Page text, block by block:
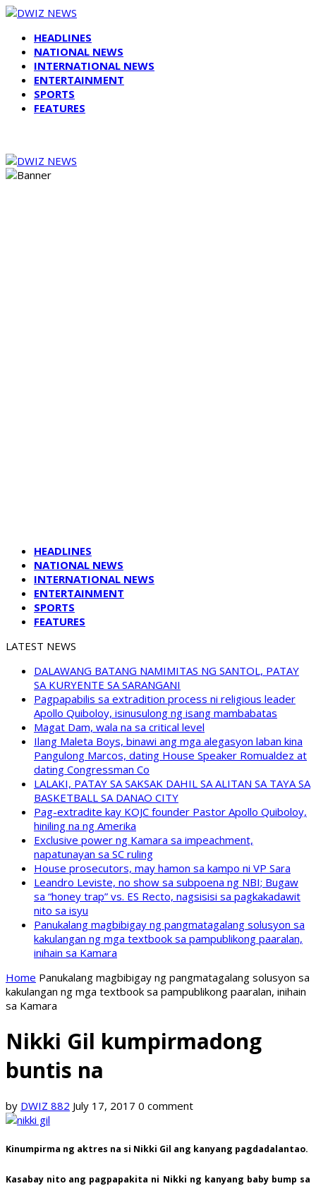
HEADLINES
NATIONAL NEWS
INTERNATIONAL NEWS
ENTERTAINMENT
SPORTS
FEATURES
HEADLINES
NATIONAL NEWS
INTERNATIONAL NEWS
ENTERTAINMENT
SPORTS
FEATURES
LATEST NEWS
DALAWANG BATANG NAMIMITAS NG SANTOL, PATAY
SA KURYENTE SA SARANGANI
Pagpapabilis sa extradition process ni religious leader
Apollo Quiboloy, isinusulong ng isang mambabatas
Magat Dam, wala na sa critical level
Ilang Maleta Boys, binawi ang mga alegasyon laban kina
Pangulong Marcos, dating House Speaker Romualdez at
dating Congressman Co
LALAKI, PATAY SA SAKSAK DAHIL SA ALITAN SA TAYA SA
BASKETBALL SA DANAO CITY
Pag-extradite kay KOJC founder Pastor Apollo Quiboloy,
hiniling na ng Amerika
Exclusive power ng Kamara sa impeachment,
napatunayan sa SC ruling
House prosecutors, may hamon sa kampo ni VP Sara
Leandro Leviste, no show sa subpoena ng NBI; Bugaw
sa “honey trap” vs. ES Recto, nagsisisi sa pagkakadawit
nito sa isyu
Panukalang magbibigay ng pangmatagalang solusyon sa
kakulangan ng mga textbook sa pampublikong paaralan,
inihain sa Kamara
Home Panukalang magbibigay ng pangmatagalang solusyon sa
kakulangan ng mga textbook sa pampublikong paaralan, inihain
sa Kamara
Nikki Gil kumpirmadong
buntis na
by DWIZ 882 July 17, 2017 0 comment
Kinumpirma ng aktres na si Nikki Gil ang kanyang pagdadalantao.
Kasabay nito ang pagpapakita ni Nikki ng kanyang baby bump sa